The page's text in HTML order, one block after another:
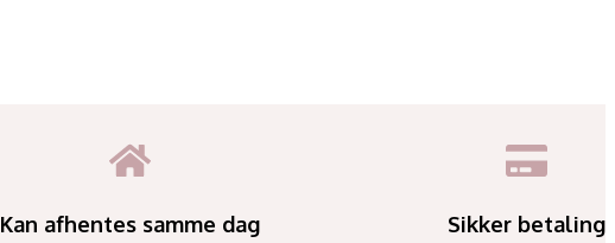
Kan afhentes samme dag Sikker betaling